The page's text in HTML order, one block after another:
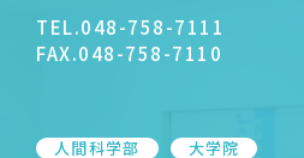
TEL.048-758-7111
FAX.048-758-7110
人間科学部 大学院